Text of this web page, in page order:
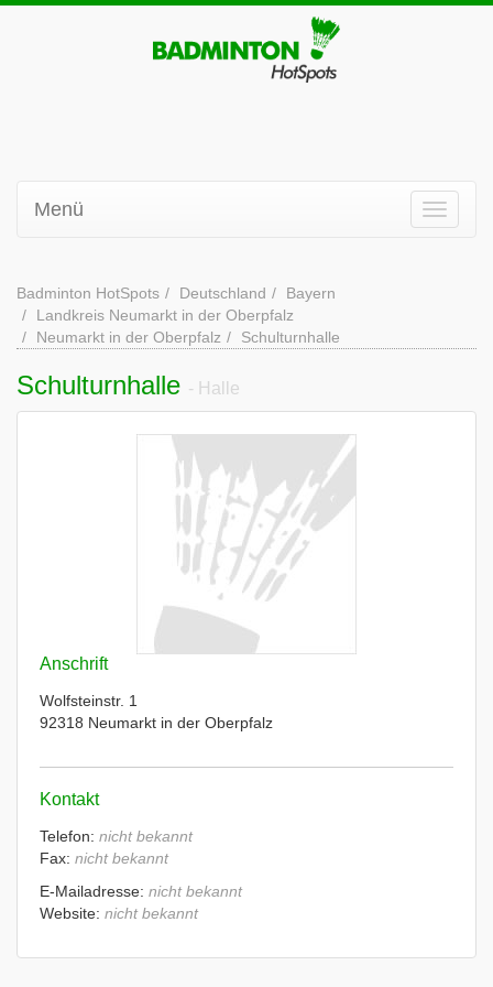
Menü
Badminton HotSpots Deutschland
Bayern
Landkreis Neumarkt in der Oberpfalz
Neumarkt in der Oberpfalz
Schulturnhalle
Schulturnhalle - Halle
Anschrift
Wolfsteinstr. 1
92318 Neumarkt in der Oberpfalz
Kontakt
Telefon: nicht bekannt
Fax: nicht bekannt
E-Mailadresse: nicht bekannt
Website: nicht bekannt